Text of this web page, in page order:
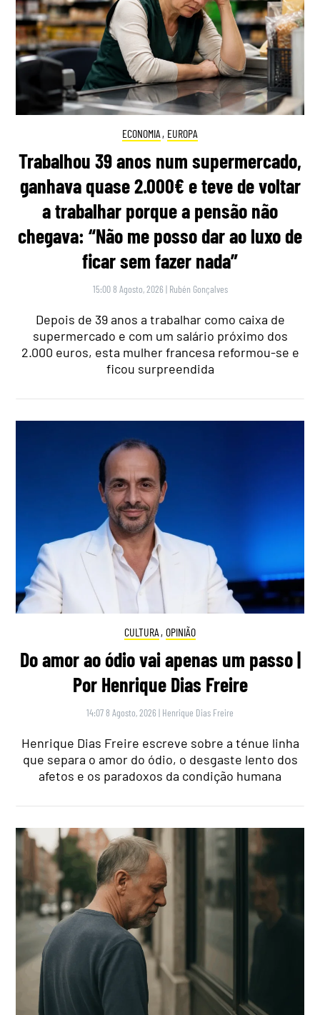
ECONOMIA , EUROPA
Trabalhou 39 anos num supermercado,
ganhava quase 2.000€ e teve de voltar
a trabalhar porque a pensão não
chegava: “Não me posso dar ao luxo de
ficar sem fazer nada”
15:00 8 Agosto, 2026 | Rubén Gonçalves
Depois de 39 anos a trabalhar como caixa de
supermercado e com um salário próximo dos
2.000 euros, esta mulher francesa reformou-se e
ficou surpreendida
CULTURA , OPINIÃO
Do amor ao ódio vai apenas um passo |
Por Henrique Dias Freire
14:07 8 Agosto, 2026 | Henrique Dias Freire
Henrique Dias Freire escreve sobre a ténue linha
que separa o amor do ódio, o desgaste lento dos
afetos e os paradoxos da condição humana